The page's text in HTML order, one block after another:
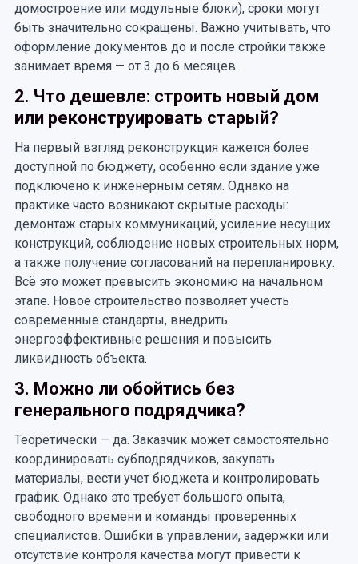
домостроение или модульные блоки), сроки могут
быть значительно сокращены. Важно учитывать, что
оформление документов до и после стройки также
занимает время — от 3 до 6 месяцев.
2. Что дешевле: строить новый дом
или реконструировать старый?
На первый взгляд реконструкция кажется более
доступной по бюджету, особенно если здание уже
подключено к инженерным сетям. Однако на
практике часто возникают скрытые расходы:
демонтаж старых коммуникаций, усиление несущих
конструкций, соблюдение новых строительных норм,
а также получение согласований на перепланировку.
Всё это может превысить экономию на начальном
этапе. Новое строительство позволяет учесть
современные стандарты, внедрить
энергоэффективные решения и повысить
ликвидность объекта.
3. Можно ли обойтись без
генерального подрядчика?
Теоретически — да. Заказчик может самостоятельно
координировать субподрядчиков, закупать
материалы, вести учет бюджета и контролировать
график. Однако это требует большого опыта,
свободного времени и команды проверенных
специалистов. Ошибки в управлении, задержки или
отсутствие контроля качества могут привести к